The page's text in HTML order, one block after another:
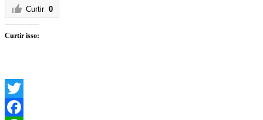
Curtir 0
Curtir isso:
Twitter